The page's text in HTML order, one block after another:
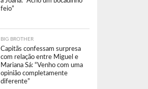
feio”
BIG BROTHER
Capitãs confessam surpresa
com relação entre Miguel e
Mariana Sá: “Venho com uma
opinião completamente
diferente”